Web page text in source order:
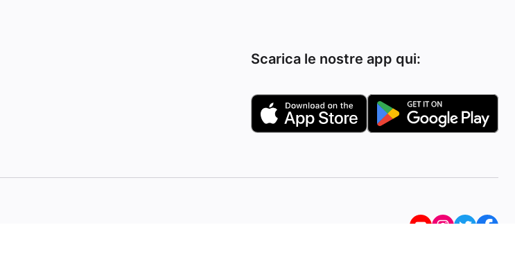
Scarica le nostre app qui: